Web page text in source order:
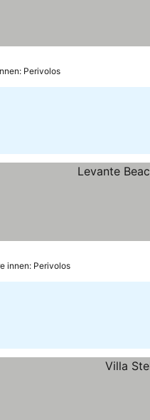
Perivolos
innen: Perivolos